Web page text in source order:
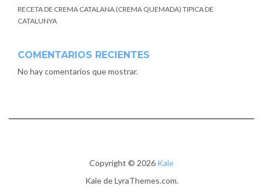
RECETA DE CREMA CATALANA (CREMA QUEMADA) TIPICA DE
CATALUNYA
COMENTARIOS RECIENTES
No hay comentarios que mostrar.
Copyright © 2026 Kale
Kalede LyraThemes.com.